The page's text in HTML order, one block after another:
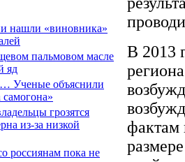
нашли «виновника»
пальмовом масле
яд
Ученые объяснили
самогона»
грозятся
из-за низкой
россиянам пока не
В 2013
фактам